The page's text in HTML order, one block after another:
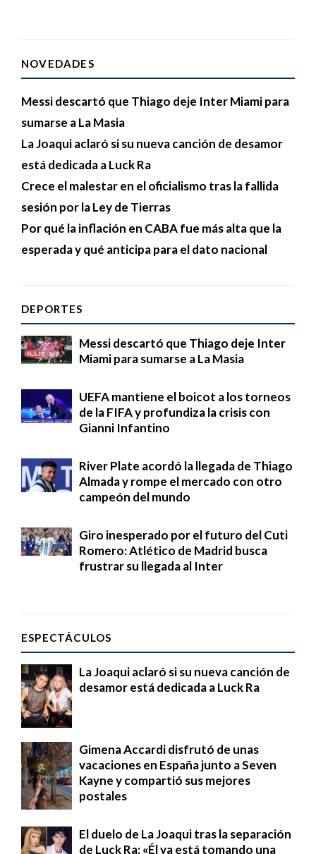
NOVEDADES
Messi descartó que Thiago deje Inter Miami para
sumarse a La Masia
La Joaqui aclaró si su nueva canción de desamor
está dedicada a Luck Ra
Crece el malestar en el oficialismo tras la fallida
sesión por la Ley de Tierras
Por qué la inflación en CABA fue más alta que la
esperada y qué anticipa para el dato nacional
DEPORTES
Messi descartó que Thiago deje Inter
Miami para sumarse a La Masia
UEFA mantiene el boicot a los torneos
de la FIFA y profundiza la crisis con
Gianni Infantino
River Plate acordó la llegada de Thiago
Almada y rompe el mercado con otro
campeón del mundo
Giro inesperado por el futuro del Cuti
Romero: Atlético de Madrid busca
frustrar su llegada al Inter
ESPECTÁCULOS
La Joaqui aclaró si su nueva canción de
desamor está dedicada a Luck Ra
Gimena Accardi disfrutó de unas
vacaciones en España junto a Seven
Kayne y compartió sus mejores
postales
El duelo de La Joaqui tras la separación
de Luck Ra: «Él ya está tomando una